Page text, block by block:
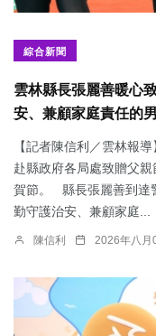
綜合新聞
雲林縣長張麗善暖心
安、兼顧家庭責任的
【記者陳信利／雲林報
赴縣政府各局處致贈父
賀節。 縣長張麗善到達
勤守護治安、兼顧家庭...
陳信利 2026年八月